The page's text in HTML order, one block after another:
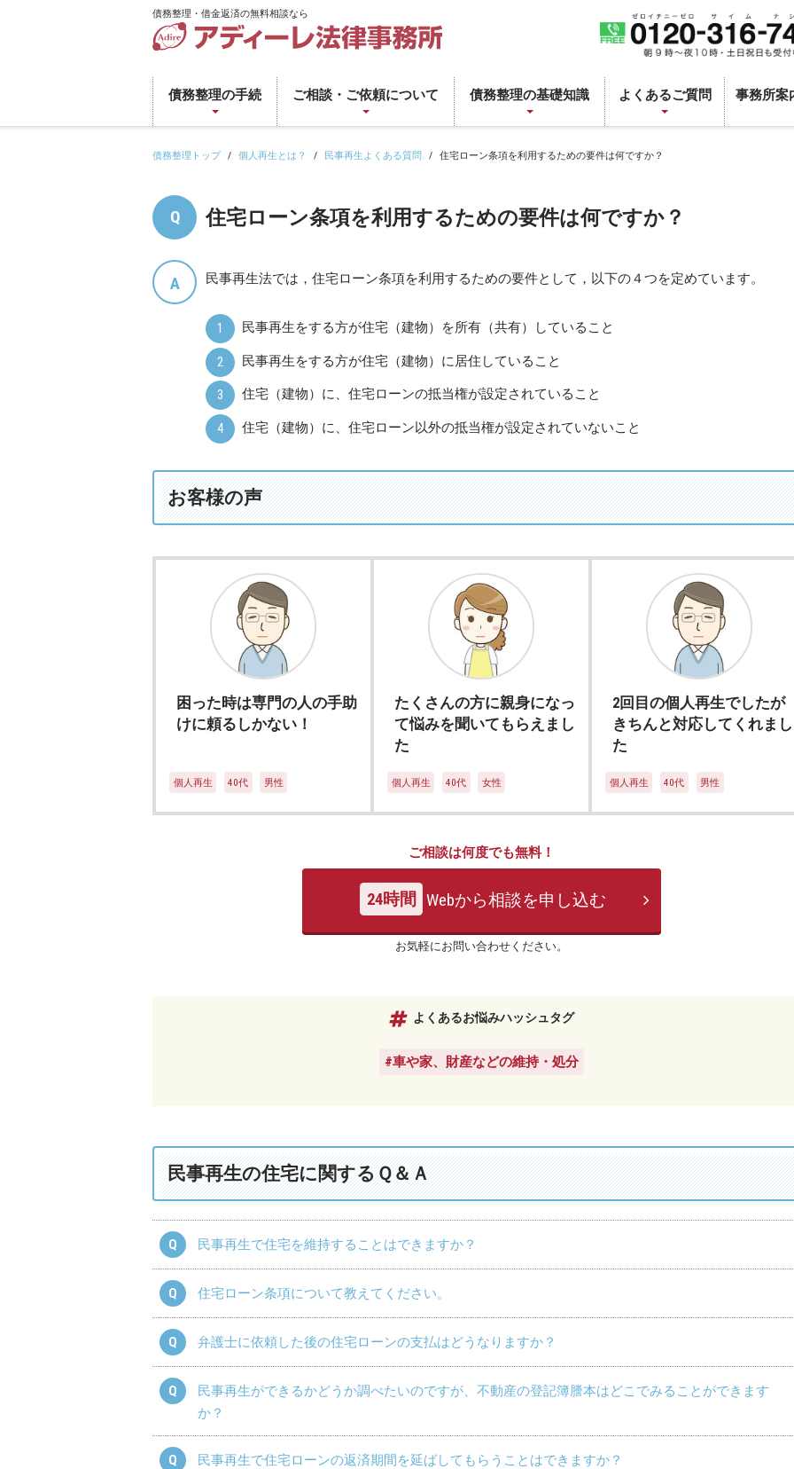
債務整理・借金返済の無料相談なら
務
整
理・
借
済
の
無
料
相
レ
法
律
債務整理の手続 ご相談・ご依頼について 債務整理の基礎知識 よくあるご質問 事務所案
債務整理トップ 個人再生とは？ 民事再生よくある質問 住宅ローン条項を利用するための要件は何ですか？
住宅ローン条項を利用するための要件は何ですか？
民事再生法では，住宅ローン条項を利用するための要件として，以下の４つを定めています。
民事再生をする方が住宅（建物）を所有（共有）していること
民事再生をする方が住宅（建物）に居住していること
住宅（建物）に、住宅ローンの抵当権が設定されていること
住宅（建物）に、住宅ローン以外の抵当権が設定されていないこと
お客様の声
困った時は専門の人の手助
けに頼るしかない！
個人再生 40代 男性
たくさんの方に親身になっ
て悩みを聞いてもらえまし
た
個人再生 40代 女性
2回目の個人再生でしたが
きちんと対応してくれまし
た
個人再生 40代 男性
ご相談は何度でも無料！
24時間 Webから相談を申し込む
お気軽にお問い合わせください。
よくあるお悩みハッシュタグ
#車や家、財産などの維持・処分
民事再生の住宅に関するＱ＆Ａ
民事再生で住宅を維持することはできますか？
住宅ローン条項について教えてください。
弁護士に依頼した後の住宅ローンの支払はどうなりますか？
民事再生ができるかどうか調べたいのですが、不動産の登記簿謄本はどこでみることができます
か？
民事再生で住宅ローンの返済期間を延ばしてもらうことはできますか？